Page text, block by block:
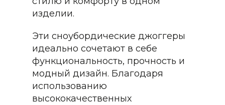
изделии.
Эти сноубордические джоггеры
идеально сочетают в себе
функциональность, прочность и
модный дизайн. Благодаря
использованию
высококачественных